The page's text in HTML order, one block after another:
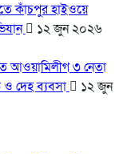
কাঁচপুর হাইওয়ে
১২ জুন ২০২৬
আওয়ামিলীগ ৩ নেতা
দেহ ব্যবসা
১২ জুন